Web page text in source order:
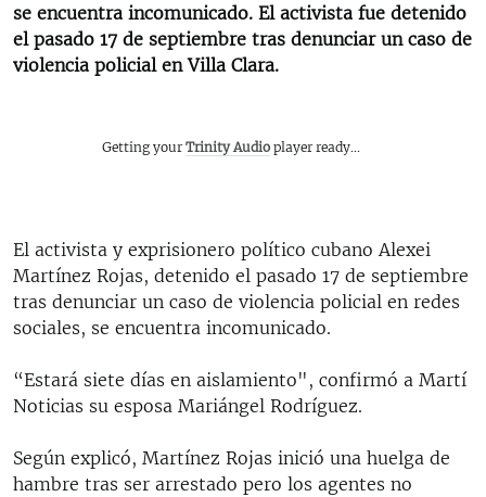
LOS SANTOS DE HIALEAH
DESINFORMACIÓN RUSA EN AMÉRICA LATINA
se encuentra incomunicado. El activista fue detenido
el pasado 17 de septiembre tras denunciar un caso de
violencia policial en Villa Clara.
Getting yourTrinity Audio player ready...
El activista y exprisionero político cubano Alexei
Martínez Rojas, detenido el pasado 17 de septiembre
tras denunciar un caso de violencia policial en redes
sociales, se encuentra incomunicado.
“Estará siete días en aislamiento", confirmó a Martí
Noticias su esposa Mariángel Rodríguez.
Según explicó, Martínez Rojas inició una huelga de
hambre tras ser arrestado pero los agentes no